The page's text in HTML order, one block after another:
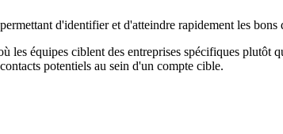
d'identifier et d'atteindre rapidement les bons
les équipes ciblent des entreprises spécifiques plutôt
potentiels au sein d'un compte cible.